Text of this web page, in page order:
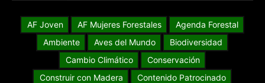
AF Joven AF Mujeres Forestales
Agenda Forestal
Ambiente
Aves del Mundo
Biodiversidad
Cambio Climático
Conservación
Construir con Madera
Contenido Patrocinado